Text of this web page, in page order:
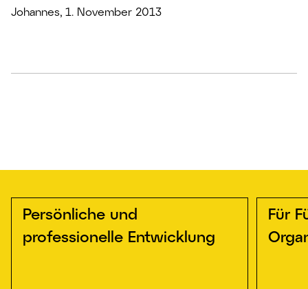
Johannes, 1. November 2013
Persönliche und
professionelle Entwicklung
Für